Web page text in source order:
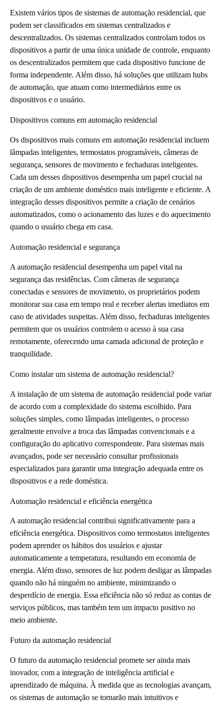
Existem vários tipos de sistemas de automação residencial, que
podem ser classificados em sistemas centralizados e
descentralizados. Os sistemas centralizados controlam todos os
dispositivos a partir de uma única unidade de controle, enquanto
os descentralizados permitem que cada dispositivo funcione de
forma independente. Além disso, há soluções que utilizam hubs
de automação, que atuam como intermediários entre os
dispositivos e o usuário.
Dispositivos comuns em automação residencial
Os dispositivos mais comuns em automação residencial incluem
lâmpadas inteligentes, termostatos programáveis, câmeras de
segurança, sensores de movimento e fechaduras inteligentes.
Cada um desses dispositivos desempenha um papel crucial na
criação de um ambiente doméstico mais inteligente e eficiente. A
integração desses dispositivos permite a criação de cenários
automatizados, como o acionamento das luzes e do aquecimento
quando o usuário chega em casa.
Automação residencial e segurança
A automação residencial desempenha um papel vital na
segurança das residências. Com câmeras de segurança
conectadas e sensores de movimento, os proprietários podem
monitorar sua casa em tempo real e receber alertas imediatos em
caso de atividades suspeitas. Além disso, fechaduras inteligentes
permitem que os usuários controlem o acesso à sua casa
remotamente, oferecendo uma camada adicional de proteção e
tranquilidade.
Como instalar um sistema de automação residencial?
A instalação de um sistema de automação residencial pode variar
de acordo com a complexidade do sistema escolhido. Para
soluções simples, como lâmpadas inteligentes, o processo
geralmente envolve a troca das lâmpadas convencionais e a
configuração do aplicativo correspondente. Para sistemas mais
avançados, pode ser necessário consultar profissionais
especializados para garantir uma integração adequada entre os
dispositivos e a rede doméstica.
Automação residencial e eficiência energética
A automação residencial contribui significativamente para a
eficiência energética. Dispositivos como termostatos inteligentes
podem aprender os hábitos dos usuários e ajustar
automaticamente a temperatura, resultando em economia de
energia. Além disso, sensores de luz podem desligar as lâmpadas
quando não há ninguém no ambiente, minimizando o
desperdício de energia. Essa eficiência não só reduz as contas de
serviços públicos, mas também tem um impacto positivo no
meio ambiente.
Futuro da automação residencial
O futuro da automação residencial promete ser ainda mais
inovador, com a integração de inteligência artificial e
aprendizado de máquina. À medida que as tecnologias avançam,
os sistemas de automação se tornarão mais intuitivos e